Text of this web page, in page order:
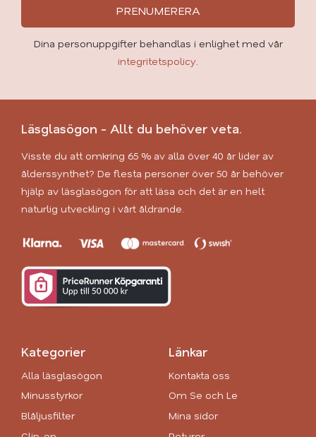
PRENUMERERA
Dina personuppgifter behandlas i enlighet med vår
integritetspolicy.
Läsglasögon - Allt du behöver veta.
Visste du att omkring 65 % av alla över 40 år lider av
ålderssynthet? De flesta personer över 50 år behöver
hjälp av läsglasögon för att läsa och det är en helt
naturlig utveckling i vårt åldrande.
Kategorier
Alla läsglasögon
Minusstyrkor
Blåljusfilter
Länkar
Kontakta oss
Om Se och Le
Mina sidor